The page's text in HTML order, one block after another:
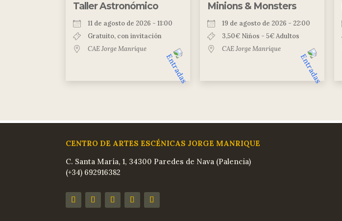
Taller Astronómico
11 de agosto de 2026 - 11:00
Gratuito, con invitación
CAE Jorge Manrique
Minions & Monsters
19 de agosto de 2026 - 22:00
3,50€ Niños - 5€ Adultos
CAE Jorge Manrique
CENTRO DE ARTES ESCÉNICAS JORGE MANRIQUE
C. Santa María, 1, 34300 Paredes de Nava (Palencia)
(+34) 692916382